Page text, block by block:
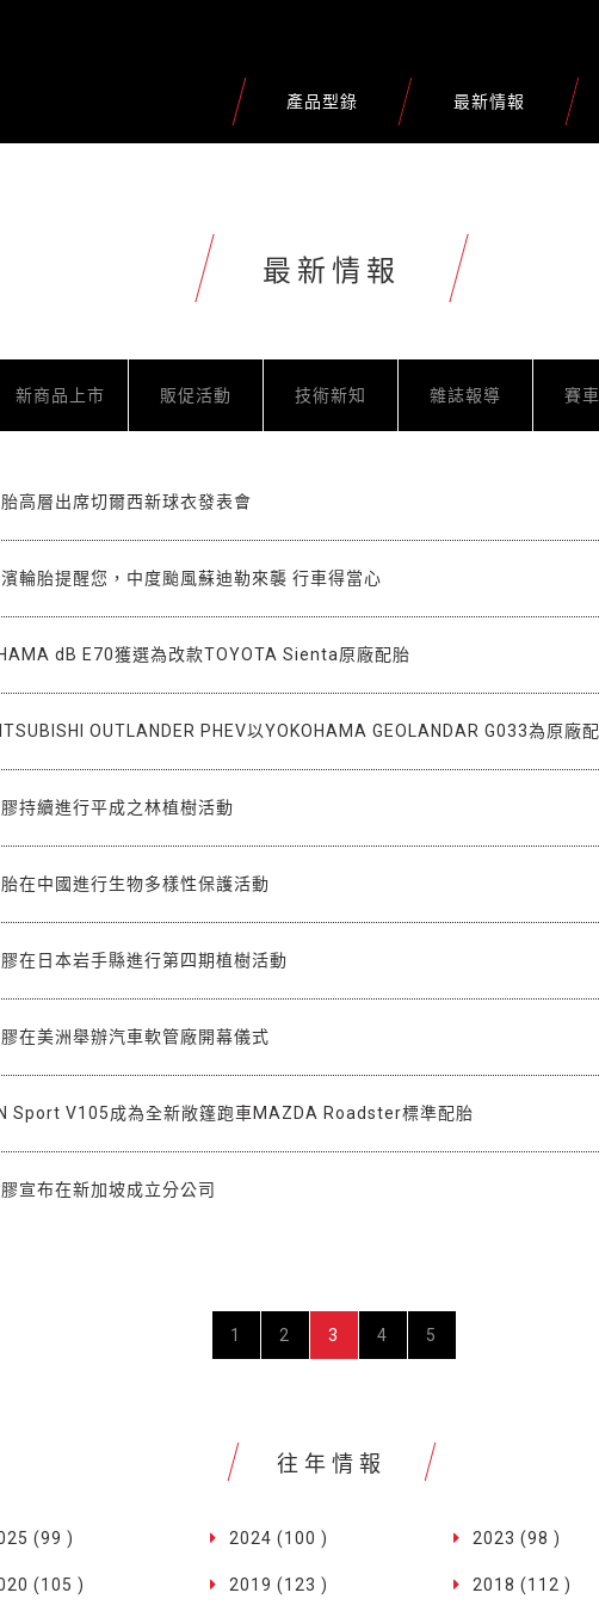
產品型錄 最新情報
最新情報
新商品上市 販促活動 技術新知 雜誌報導 賽
高層出席切爾西新球衣發表會
輪胎提醒您，中度颱風蘇迪勒來襲 行車得當心
dB E70獲選為改款TOYOTA Sienta原廠配胎
OUTLANDER PHEV以YOKOHAMA GEOLANDAR G033為原廠
持續進行平成之林植樹活動
在中國進行生物多樣性保護活動
在日本岩手縣進行第四期植樹活動
在美洲舉辦汽車軟管廠開幕儀式
Sport V105成為全新敞篷跑車MAZDA Roadster標準配胎
宣布在新加坡成立分公司
1 2 3 4 5
往年情報
(99 ) 2024 (100 ) 2023 (98 )
(105 ) 2019 (123 ) 2018 (112 )